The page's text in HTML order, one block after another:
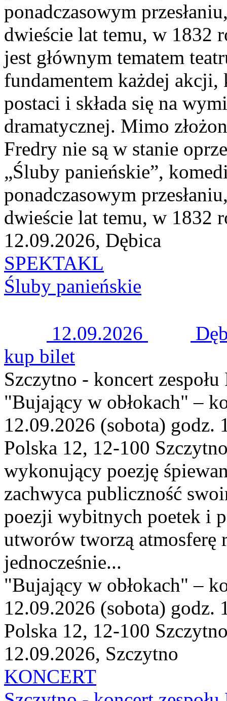
ponadczasowym
dwieście lat temu, w 1832
jest głównym tematem
fundamentem każdej
postaci i składa się na
dramatycznej. Mimo
Fredry nie są w stanie
„Śluby panieńskie”,
ponadczasowym
dwieście lat temu, w 1832
12.09.2026, Dębica
SPEKTAKL
Śluby panieńskie
12.09.2026
kup bilet
Szczytno - koncert
"Bujający w obłokach" –
12.09.2026 (sobota)
Polska 12, 12-100
wykonujący poezję
zachwyca publiczność
poezji wybitnych poetek i
utworów tworzą
jednocześnie...
"Bujający w obłokach" –
12.09.2026 (sobota)
Polska 12, 12-100
12.09.2026, Szczytno
KONCERT